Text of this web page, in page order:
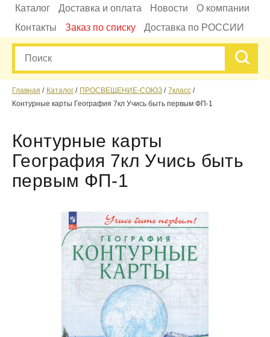
Каталог Доставка и оплата Новости
О компании
Контакты
Заказ по списку Доставка по РОССИИ
Главная Каталог ПРОСВЕЩЕНИЕ-СОЮЗ
7класс
Контурные карты География 7кл Учись быть первым ФП-1
Контурные карты
География 7кл Учись быть
первым ФП-1